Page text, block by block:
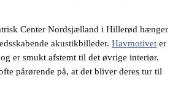
Center Nordsjælland i Hillerød hænger
akustikbilleder. Havmotivet er
er smukt afstemt til det øvrige interiør.
pårørende på, at det bliver deres tur til